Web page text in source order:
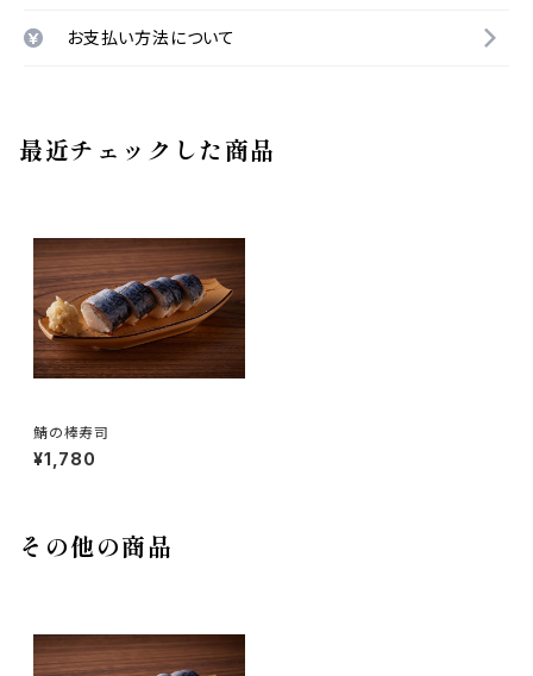
お支払い方法について
最近チェックした商品
鯖の棒寿司
¥1,780
その他の商品